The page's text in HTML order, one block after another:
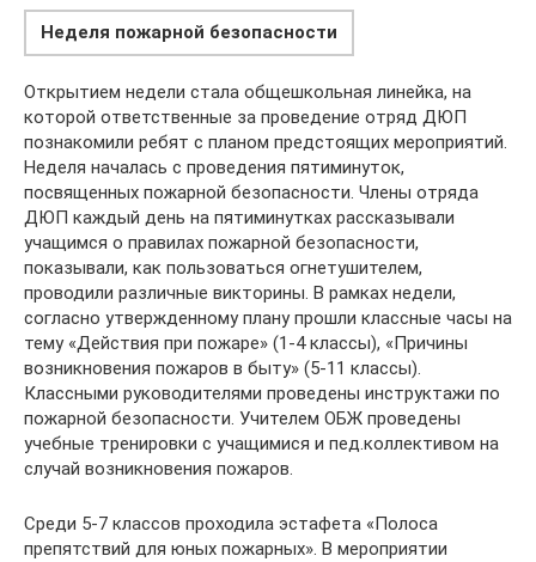
Неделя пожарной безопасности
Открытием недели стала общешкольная линейка, на
которой ответственные за проведение отряд ДЮП
познакомили ребят с планом предстоящих мероприятий.
Неделя началась с проведения пятиминуток,
посвященных пожарной безопасности. Члены отряда
ДЮП каждый день на пятиминутках рассказывали
учащимся о правилах пожарной безопасности,
показывали, как пользоваться огнетушителем,
проводили различные викторины. В рамках недели,
согласно утвержденному плану прошли классные часы на
тему «Действия при пожаре» (1-4 классы), «Причины
возникновения пожаров в быту» (5-11 классы).
Классными руководителями проведены инструктажи по
пожарной безопасности. Учителем ОБЖ проведены
учебные тренировки с учащимися и пед.коллективом на
случай возникновения пожаров.
Среди 5-7 классов проходила эстафета «Полоса
препятствий для юных пожарных». В мероприятии